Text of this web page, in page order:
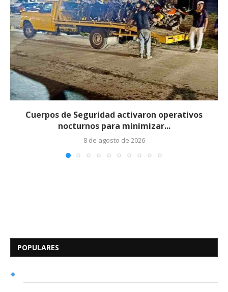
Cuerpos de Seguridad activaron operativos
nocturnos para minimizar...
8 de agosto de 2026
POPULARESDesconocidos del...